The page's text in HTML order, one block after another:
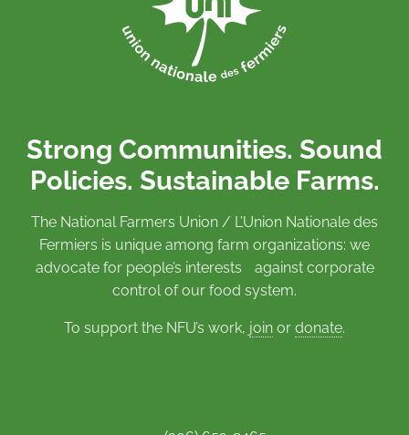
Strong Communities. Sound
Policies. Sustainable Farms.
The National Farmers Union / L’Union Nationale des
Fermiers is unique among farm organizations: we
advocate for people’s interests against corporate
control of our food system.
To support the NFU’s work, join or donate.